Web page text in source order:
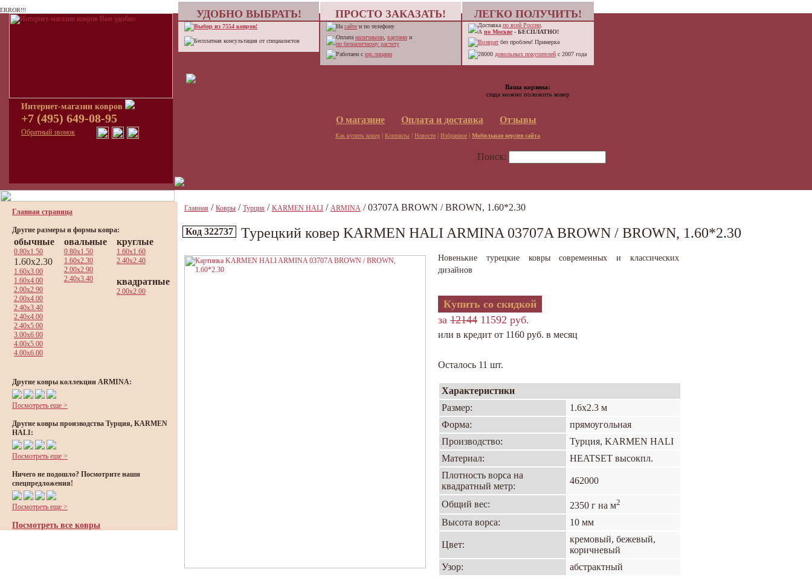
ERROR!!!
Интернет-магазин ковров
+7 (495) 649-08-95
Обратный звонок
УДОБНО ВЫБРАТЬ! ПРОСТО ЗАКАЗАТЬ! ЛЕГКО ПОЛУЧИТЬ!
Выбор из 7554 ковров!
Бесплатная консультация от специалистов
На сайте и по телефону
Оплата наличными картами и
по безналичному расчету
Работаем с юр.лицами
Доставка по всей России
А по Москве - БЕСПЛАТНО!
Возвратбез проблем! Примерка
28000 довольных покупателей с 2007 года
О магазине Оплата и доставка Отзывы
Как купить ковер | Контакты | Новости | Избранное | Мобильная версия сайта
Ваша корзина:
сюда можно положить ковер
Поиск:
Главная страница
Другие размеры и формы ковра:
обычные
0.80x1.50
1.60x2.30
1.60x3.00
1.60x4.00
2.00x2.90
2.00x4.00
2.40x3.40
2.40x4.00
2.40x5.00
3.00x6.00
4.00x5.00
4.00x6.00
овальные
0.80x1.50
1.60x2.30
2.00x2.90
2.40x3.40
круглые
1.60x1.60
2.40x2.40
квадратные
2.00x2.00
Другие ковры коллекции ARMINA:
Посмотреть еще >
Другие ковры производства Турция, KARMEN
HALI:
Посмотреть еще >
Ничего не подошло? Посмотрите наши
спецпредложения!
Посмотреть еще >
Посмотреть все ковры
Главная / Ковры / Турция / KARMEN HALI / ARMINA / 03707A BROWN / BROWN, 1.60*2.30
Код 322737 Турецкий ковер KARMEN HALI ARMINA 03707A BROWN / BROWN, 1.60*2.30
Новенькие турецкие ковры современных и классических
дизайнов
Купить со скидкой
за 12144 11592 руб.
или в кредит от 1160 руб. в месяц
Осталось 11 шт.
Характеристики
Размер:
1.6х2.3 м
Форма:
прямоугольная
Производство:
Турция, KARMEN HALI
Материал:
HEATSET высокпл.
Плотность ворса на
квадратный метр:
462000
Общий вес: 2350 г на м2
Высота ворса: 10 мм
Цвет:
кремовый, бежевый,
коричневый
Узор:
абстрактный